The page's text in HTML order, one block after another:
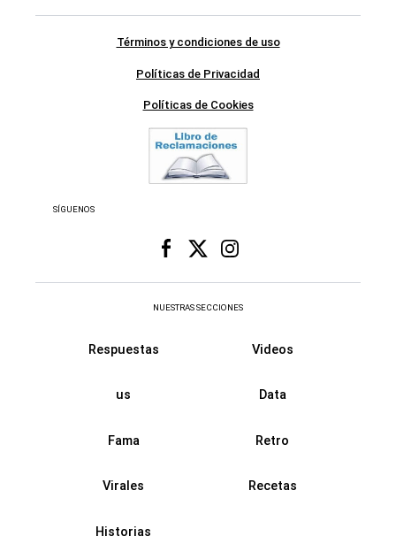
Términos y condiciones de uso
Políticas de Privacidad
Políticas de Cookies
SÍGUENOS
NUESTRAS SECCIONES
Respuestas Videos
us Data
Fama Retro
Virales Recetas
Historias